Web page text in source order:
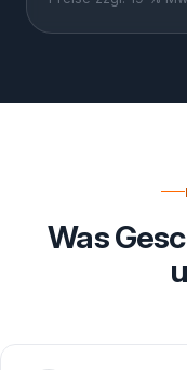
Was